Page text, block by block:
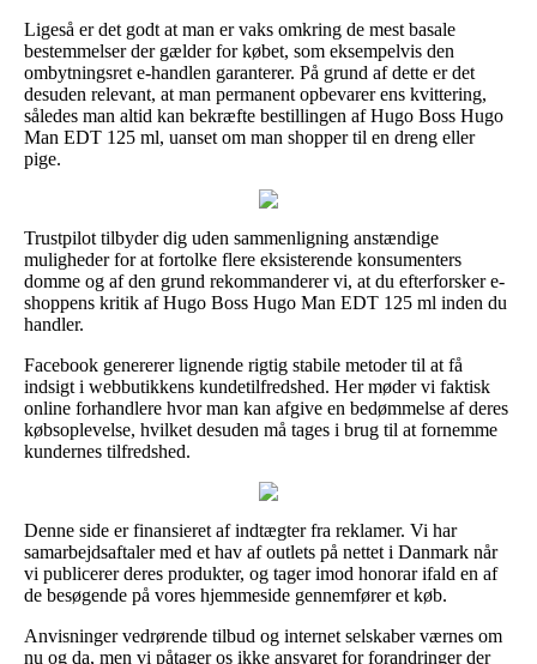
Ligeså er det godt at man er vaks omkring de mest basale
bestemmelser der gælder for købet, som eksempelvis den
ombytningsret e-handlen garanterer. På grund af dette er det
desuden relevant, at man permanent opbevarer ens kvittering,
således man altid kan bekræfte bestillingen af Hugo Boss Hugo
Man EDT 125 ml, uanset om man shopper til en dreng eller
pige.
Trustpilot tilbyder dig uden sammenligning anstændige
muligheder for at fortolke flere eksisterende konsumenters
domme og af den grund rekommanderer vi, at du efterforsker e-
shoppens kritik af Hugo Boss Hugo Man EDT 125 ml inden du
handler.
Facebook genererer lignende rigtig stabile metoder til at få
indsigt i webbutikkens kundetilfredshed. Her møder vi faktisk
online forhandlere hvor man kan afgive en bedømmelse af deres
købsoplevelse, hvilket desuden må tages i brug til at fornemme
kundernes tilfredshed.
Denne side er finansieret af indtægter fra reklamer. Vi har
samarbejdsaftaler med et hav af outlets på nettet i Danmark når
vi publicerer deres produkter, og tager imod honorar ifald en af
de besøgende på vores hjemmeside gennemfører et køb.
Anvisninger vedrørende tilbud og internet selskaber værnes om
nu og da, men vi påtager os ikke ansvaret for forandringer der